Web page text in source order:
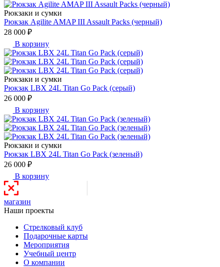
Рюкзаки и сумки
Рюкзак Agilite AMAP III Assault Packs (черный)
28 000 ₽
В корзину
Рюкзаки и сумки
Рюкзак LBX 24L Titan Go Pack (серый)
26 000 ₽
В корзину
Рюкзаки и сумки
Рюкзак LBX 24L Titan Go Pack (зеленый)
26 000 ₽
В корзину
магазин
Наши проекты
Стрелковый клуб
Подарочные карты
Мероприятия
Учебный центр
О компании